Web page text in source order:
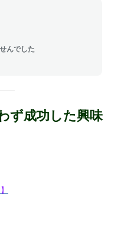
んでした
ず成功した興味